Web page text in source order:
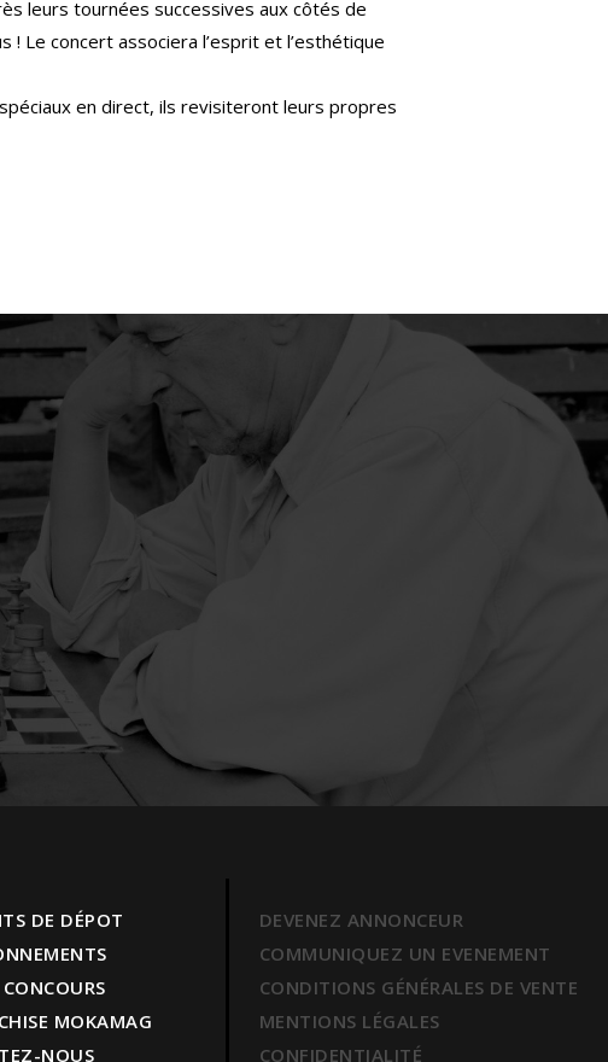
leurs tournées successives aux côtés de
! Le concert associera l’esprit et l’esthétique
en direct, ils revisiteront leurs propres
DE DÉPOT
CONCOURS
MOKAMAG
NOUS
DEVENEZ ANNONCEUR
COMMUNIQUEZ UN EVENEMENT
CONDITIONS GÉNÉRALES DE VENTE
MENTIONS LÉGALES
CONFIDENTIALITÉ